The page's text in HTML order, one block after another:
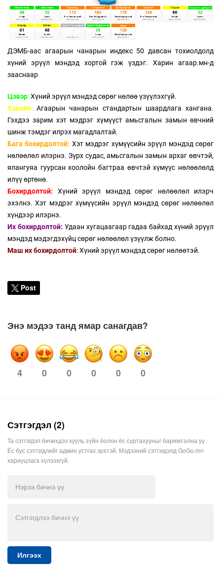
ДЭМБ-аас агаарын чанарын индекс 50 давсан тохиолдолд
хүний эрүүл мэндэд хортой гэж үздэг. Харин агаар.мн-д
зааснаар
Цэвэр:Хүний эрүүл мэндэд сөрөг нөлөө үзүүлэхгүй.
Хэвийн: Агаарын чанарын стандартын шаардлага хангана.
Гэхдээ зарим хэт мэдрэг хүмүүст амьсгалын замын өвчний
шинж тэмдэг илрэх магадлалтай.
Бага бохирдолтой: Хэт мэдрэг хүмүүсийн эрүүл мэндэд сөрөг
нөлөөлөл илэрнэ. Зүрх судас, амьсгалын замын архаг өвчтэй,
ялангуяа гуурсан хоолойн багтраа өвчтэй хүмүүс нөлөөлөлд
илүү өртөнө.
Бохирдолтой:
Хүний эрүүл мэндэд сөрөг нөлөөлөл илэрч
эхэлнэ. Хэт мэдрэг хүмүүсийн эрүүл мэндэд сөрөг нөлөөлөл
хүндээр илэрнэ.
Их бохирдолтой: Удаан хугацаагаар гадаа байхад хүний эрүүл
мэндэд мэдэгдэхүйц сөрөг нөлөөлөл үзүүлж болно.
Маш их бохирдолтой:Хүний эрүүл мэндэд сөрөг нөлөөтэй.
Post
Энэ мэдээ танд ямар санагдав?
4 0 0 0 0 0
Сэтгэгдэл (2)
Та сэтгэгдэл бичихдээ хууль зүйн болон ёс суртахууныг баримтална уу.
Ёс бус сэтгэгдлийг админ устгах эрхтэй. Мэдээний сэтгэгдэлд GoGo.mn
хариуцлага хүлээхгүй.
Илгээх